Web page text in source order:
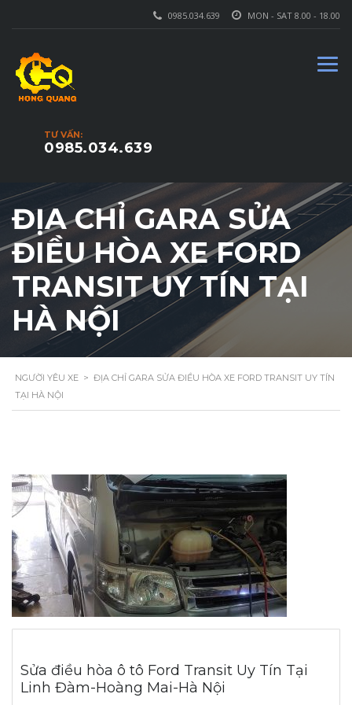
MON - SAT 8.00 - 18.00
0985.034.639
TƯ VẤN:
0985.034.639
ĐỊA CHỈ GARA SỬA
ĐIỀU HÒA XE FORD
TRANSIT UY TÍN TẠI
HÀ NỘI
NGƯỜI YÊU XE > ĐỊA CHỈ GARA SỬA ĐIỀU HÒA XE FORD TRANSIT UY TÍN
TẠI HÀ NỘI
Sửa điều hòa ô tô Ford Transit Uy Tín Tại
Linh Đàm-Hoàng Mai-Hà Nội